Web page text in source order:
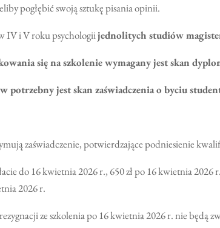
pogłębić swoją sztukę pisania opinii.
IV i V roku psychologiijednolitych studiów
się na szkolenie wymagany jest skan
potrzebny jest skan zaświadczenia o byciu
zaświadczenie, potwierdzające podniesienie
do 16 kwietnia 2026 r., 650 zł po 16 kwietnia
2026 r.
ze szkolenia po 16 kwietnia 2026r. nie będą